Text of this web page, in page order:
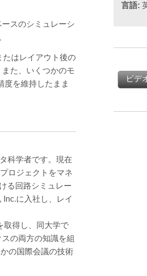
スのシミュレーシ
はレイアウト後の
た、いくつかのモ
を維持したまま
科学者です。現在
ロジェクトをマネ
る回路シミュレー
に入社し、レイ
取得し、同大学で
の両方の知識を組
の国際会議の技術
言語:
ビデ